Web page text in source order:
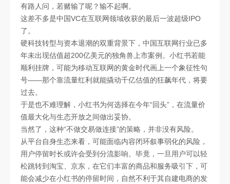
有路人问，若赌输了呢？输不起啊。
这差不多是中国VC在互联网领域收获的最后一波超级IPO
了。
硬科技转型与资本退潮的双重背景下，中国互联网行业已多
年未出现估值超200亿美元的独角兽上市案例。小红书若能
顺利挂牌，可能为移动互联网的黄金时代画上一个象征性句
号——那个靠流量红利就能撬动千亿估值的狂飙年代，将要
过去。
于是也不难理解，小红书为何选择在今年“回头”，在流量价
值最大化与生态开放之间做出妥协。
当然了，这种“不做交易做连接”的策略，并非没有风险。
从平台自身生态来看，可能面临内容闭环叙事弱化的风险，
用户停留时长或许会受到分流影响。毕竟，一旦用户可以轻
松跳转到淘宝、京东，在它们丰富的商品和服务吸引下，可
能会减少在小红书的停留时间，自然不利于其自建电商的发